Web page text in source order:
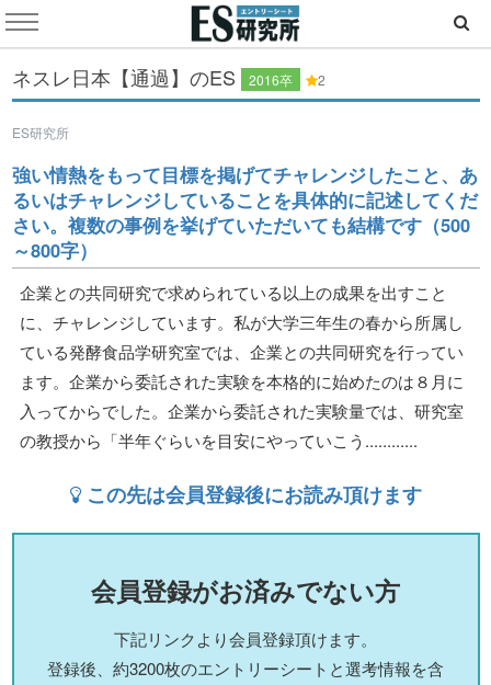
ネスレ日本【通過】のES 2016卒 2
ES研究所
強い情熱をもって目標を掲げてチャレンジしたこと、あ
るいはチャレンジしていることを具体的に記述してくだ
さい。複数の事例を挙げていただいても結構です（500
～800字）
企業との共同研究で求められている以上の成果を出すこと
に、チャレンジしています。私が大学三年生の春から所属し
ている発酵食品学研究室では、企業との共同研究を行ってい
ます。企業から委託された実験を本格的に始めたのは８月に
入ってからでした。企業から委託された実験量では、研究室
の教授から「半年ぐらいを目安にやっていこう............
この先は会員登録後にお読み頂けます
会員登録がお済みでない方
下記リンクより会員登録頂けます。
登録後、約3200枚のエントリーシートと選考情報を含